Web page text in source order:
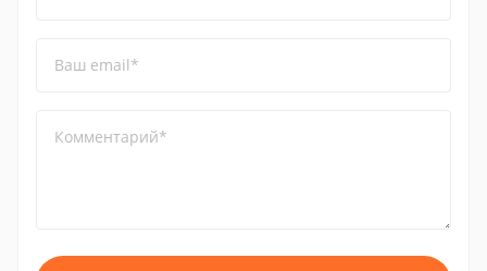
Ваш email*
Комментарий*